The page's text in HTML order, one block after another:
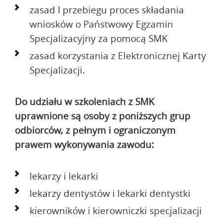
zasad I przebiegu proces składania
wniosków o Państwowy Egzamin
Specjalizacyjny za pomocą SMK
zasad korzystania z Elektronicznej Karty
Specjalizacji.
Do udziału w szkoleniach z SMK
uprawnione są osoby z poniższych grup
odbiorców, z pełnym i ograniczonym
prawem wykonywania zawodu:
lekarzy i lekarki
lekarzy dentystów i lekarki dentystki
kierowników i kierowniczki specjalizacji